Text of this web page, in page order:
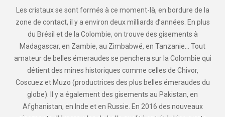
Les cristaux se sont formés à ce moment-là, en bordure de la
zone de contact, il y a environ deux milliards d’années. En plus
du Brésil et de la Colombie, on trouve des gisements à
Madagascar, en Zambie, au Zimbabwé, en Tanzanie… Tout
amateur de belles émeraudes se penchera sur la Colombie qui
détient des mines historiques comme celles de Chivor,
Coscuez et Muzo (productrices des plus belles émeraudes du
globe). Il y a également des gisements au Pakistan, en
Afghanistan, en Inde et en Russie. En 2016 des nouveaux